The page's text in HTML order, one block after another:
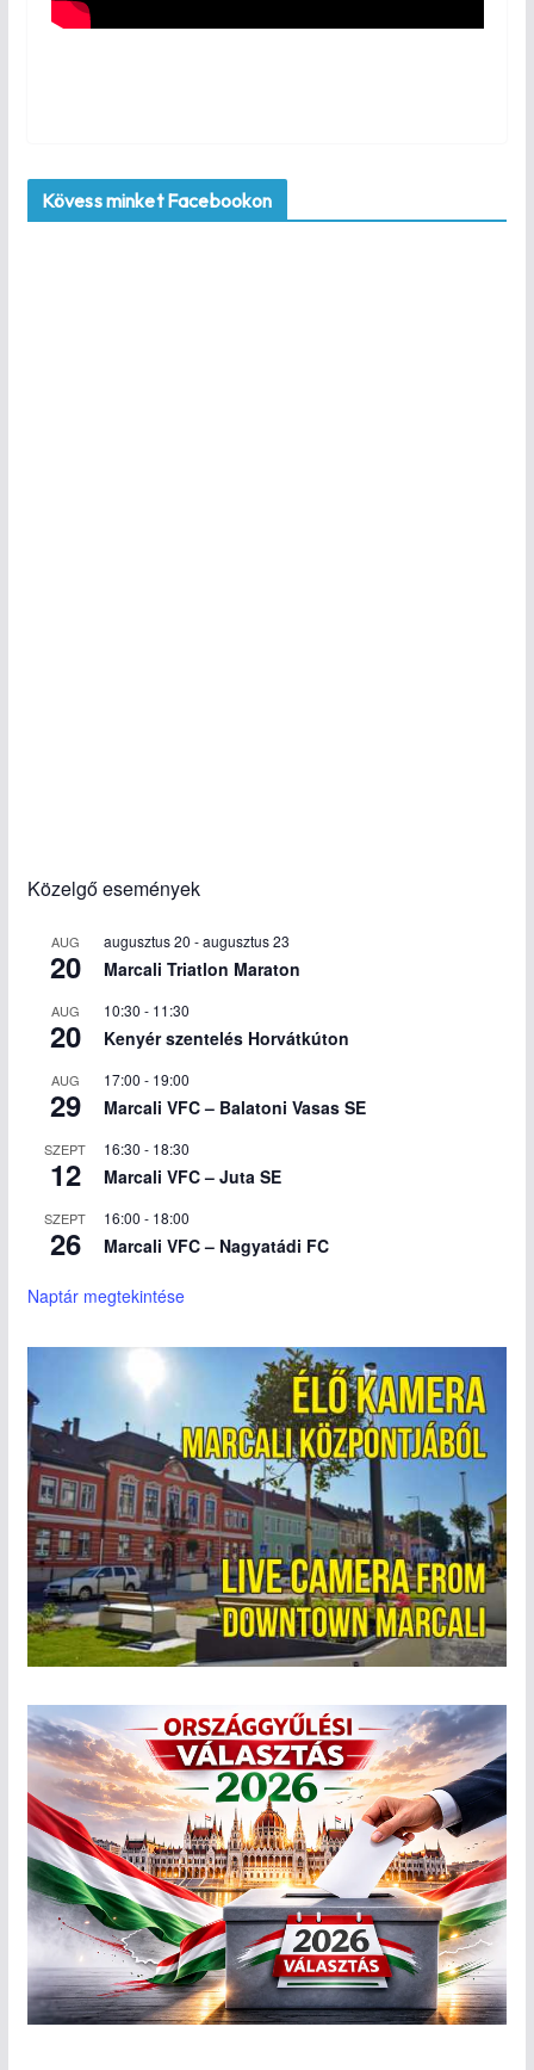
Kövess minket Facebookon
Közelgő események
AUG
20
augusztus 20 -augusztus 23
Marcali Triatlon Maraton
AUG
20
10:30 - 11:30
Kenyér szentelés Horvátkúton
AUG
29
17:00 - 19:00
Marcali VFC – Balatoni Vasas SE
SZEPT
12
16:30 - 18:30
Marcali VFC – Juta SE
SZEPT
26
16:00 - 18:00
Marcali VFC – Nagyatádi FC
Naptár megtekintése